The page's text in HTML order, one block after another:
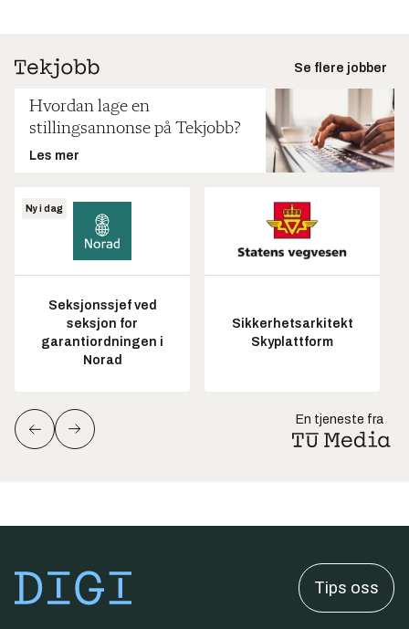
Se flere jobber
Hvordan lage en
stillingsannonse på Tekjobb?
Les mer
Ny i dag
Seksjonssjef ved
seksjon for
garantiordningen i
Norad
Sikkerhetsarkitekt
Skyplattform
En tjeneste fra
Tips oss